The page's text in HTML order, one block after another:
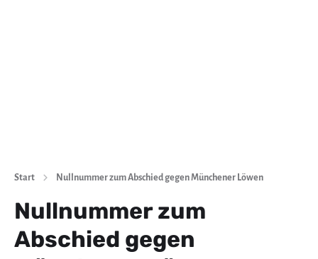
Start Nullnummer zum Abschied gegen Münchener Löwen
Nullnummer zum
Abschied gegen